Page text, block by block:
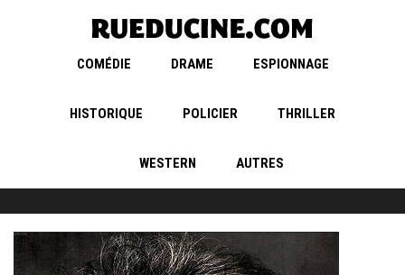
COMÉDIE DRAME ESPIONNAGE
HISTORIQUE POLICIER THRILLER
WESTERN AUTRES